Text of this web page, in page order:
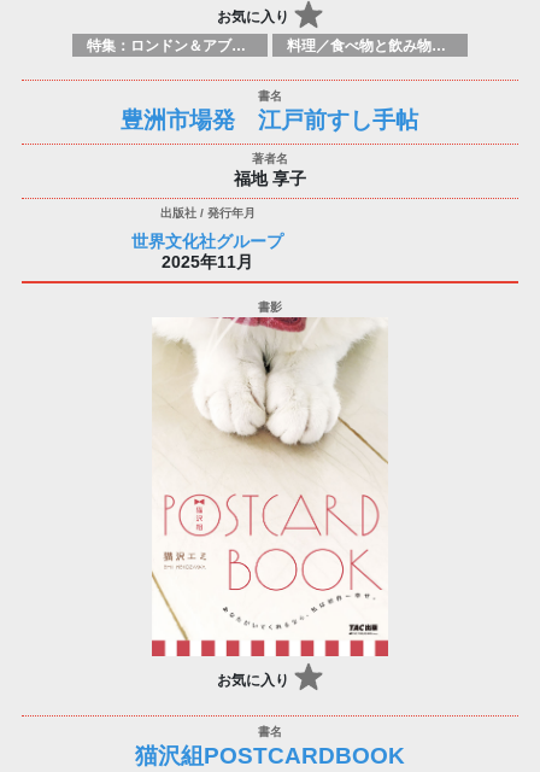
お気に入り
特集：ロンドン＆アブダビブックフェア2026 料理／食べ物と飲み物／食に関する記述
豊洲市場発 江戸前すし手帖
福地 享子
世界文化社グループ
2025年11月
お気に入り
猫沢組POSTCARDBOOK